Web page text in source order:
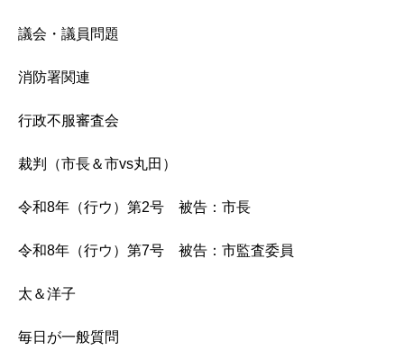
議会・議員問題
消防署関連
行政不服審査会
裁判（市長＆市vs丸田）
令和8年（行ウ）第2号 被告：市長
令和8年（行ウ）第7号 被告：市監査委員
太＆洋子
毎日が一般質問